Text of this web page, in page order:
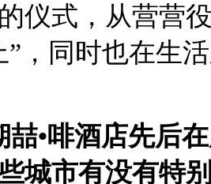
仪式，从营营
”，同时也在生
啡酒店先后在
城市有没有特